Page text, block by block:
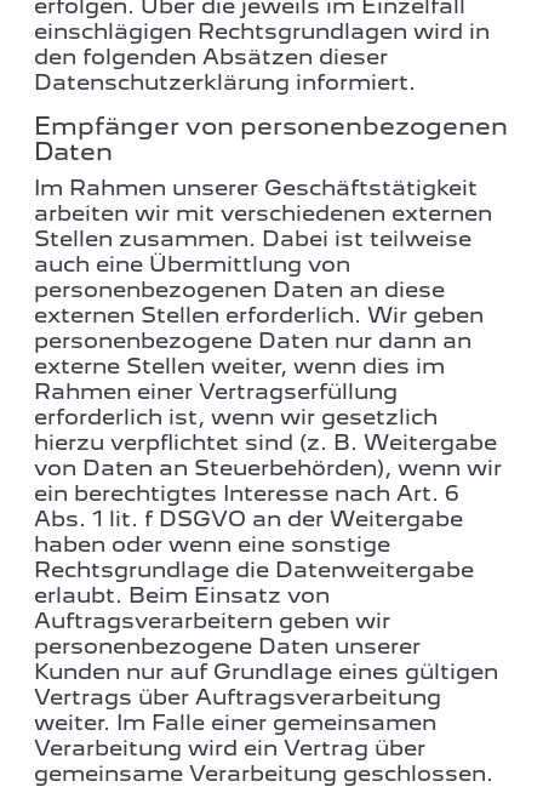
erfolgen. Über die jeweils im Einzelfall
einschlägigen Rechtsgrundlagen wird in
den folgenden Absätzen dieser
Datenschutzerklärung informiert.
Empfänger von personenbezogenen
Daten
Im Rahmen unserer Geschäftstätigkeit
arbeiten wir mit verschiedenen externen
Stellen zusammen. Dabei ist teilweise
auch eine Übermittlung von
personenbezogenen Daten an diese
externen Stellen erforderlich. Wir geben
personenbezogene Daten nur dann an
externe Stellen weiter, wenn dies im
Rahmen einer Vertragserfüllung
erforderlich ist, wenn wir gesetzlich
hierzu verpflichtet sind (z. B. Weitergabe
von Daten an Steuerbehörden), wenn wir
ein berechtigtes Interesse nach Art. 6
Abs. 1 lit. f DSGVO an der Weitergabe
haben oder wenn eine sonstige
Rechtsgrundlage die Datenweitergabe
erlaubt. Beim Einsatz von
Auftragsverarbeitern geben wir
personenbezogene Daten unserer
Kunden nur auf Grundlage eines gültigen
Vertrags über Auftragsverarbeitung
weiter. Im Falle einer gemeinsamen
Verarbeitung wird ein Vertrag über
gemeinsame Verarbeitung geschlossen.